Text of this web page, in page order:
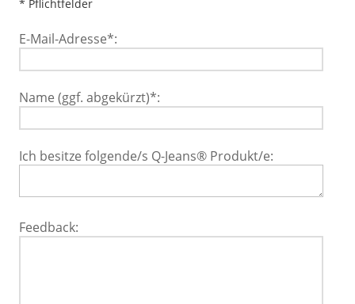
* Pflichtfelder
E-Mail-Adresse*:
Name (ggf. abgekürzt)*:
Ich besitze folgende/s Q-Jeans® Produkt/e:
Feedback: